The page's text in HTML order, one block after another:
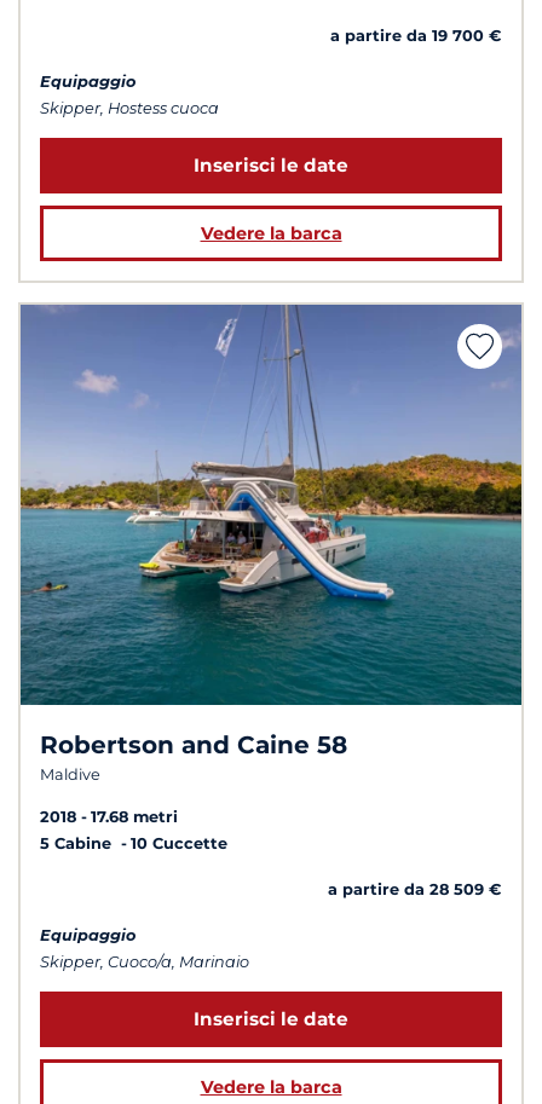
a partire da 19 700 €
Equipaggio
Skipper, Hostess cuoca
Inserisci le date
Vedere la barca
Robertson and Caine 58
Maldive
2018
17.68 metri
5 Cabine
10 Cuccette
a partire da 28 509 €
Equipaggio
Skipper, Cuoco/a, Marinaio
Inserisci le date
Vedere la barca